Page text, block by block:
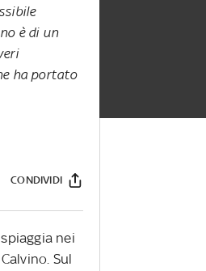
è di un
ha portato
CONDIVIDI
nei
Sul